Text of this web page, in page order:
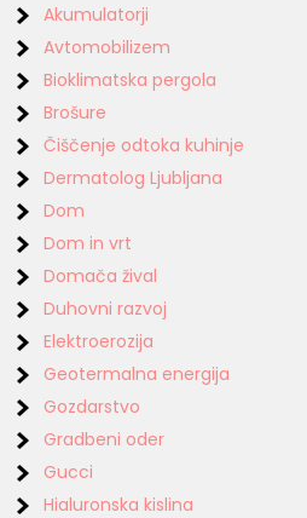
Akumulatorji
Avtomobilizem
Bioklimatska pergola
Brošure
Čiščenje odtoka kuhinje
Dermatolog Ljubljana
Dom
Dom in vrt
Domača žival
Duhovni razvoj
Elektroerozija
Geotermalna energija
Gozdarstvo
Gradbeni oder
Gucci
Hialuronska kislina